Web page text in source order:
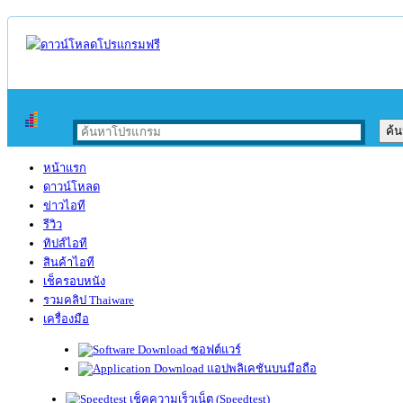
หน้าแรก
ดาวน์โหลด
ข่าวไอที
รีวิว
ทิปส์ไอที
สินค้าไอที
เช็ครอบหนัง
รวมคลิป Thaiware
เครื่องมือ
ซอฟต์แวร์
แอปพลิเคชันบนมือถือ
เช็คความเร็วเน็ต (Speedtest)